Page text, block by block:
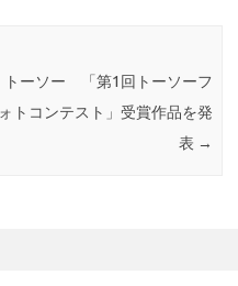
トーソー 「第1回トーソーフ
ォトコンテスト」受賞作品を発
表 →